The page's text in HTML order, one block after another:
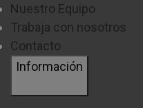
Nuestro Equipo
Trabaja con nosotros
Contacto
Información